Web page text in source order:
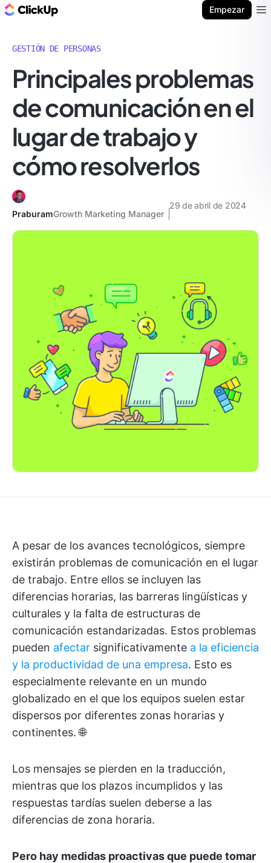
Empezar
GESTIÓN DE PERSONAS
Principales problemas
de comunicación en el
lugar de trabajo y
cómo resolverlos
PraburamGrowth Marketing Manager
29 de abril de 2024
A pesar de los avances tecnológicos, siempre
existirán problemas de comunicación en el lugar
de trabajo. Entre ellos se incluyen las
diferencias horarias, las barreras lingüísticas y
culturales y la falta de estructuras de
comunicación estandarizadas. Estos problemas
pueden afectar significativamente a la eficiencia
y la productividad de una empresa. Esto es
especialmente relevante en un mundo
globalizado en el que los equipos suelen estar
dispersos por diferentes zonas horarias y
continentes. 🌐
Los mensajes se pierden en la traducción,
mientras que los plazos incumplidos y las
respuestas tardías suelen deberse a las
diferencias de zona horaria.
Pero hay medidas proactivas que puede tomar